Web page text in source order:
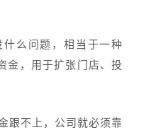
么问题，相当于一种
金，用于扩张门店、投
跟不上，公司就必须靠